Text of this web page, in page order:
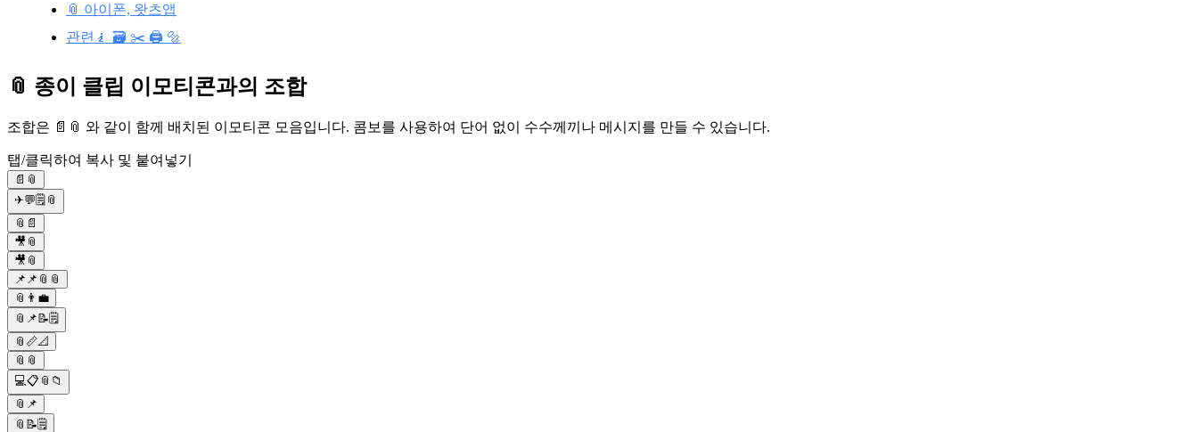
📎 아이폰, 왓츠앱
관련🧎 🗃️ ✂️ 🖨️ 🔩
📎 종이 클립 이모티콘과의 조합
조합은 📄📎 와 같이 함께 배치된 이모티콘 모음입니다. 콤보를 사용하여 단어 없이 수수께끼나 메시지를 만들 수 있습니다.
탭/클릭하여 복사 및 붙여넣기
📄📎
✈💬🗒📎
📎📄
🎥📎
🎥📎
📌📌📎📎
📎👨‍💼
📎📌📝🗒️
📎📏📐
📎📎
💻📋📎📁
📎📌
📎📝🗒️